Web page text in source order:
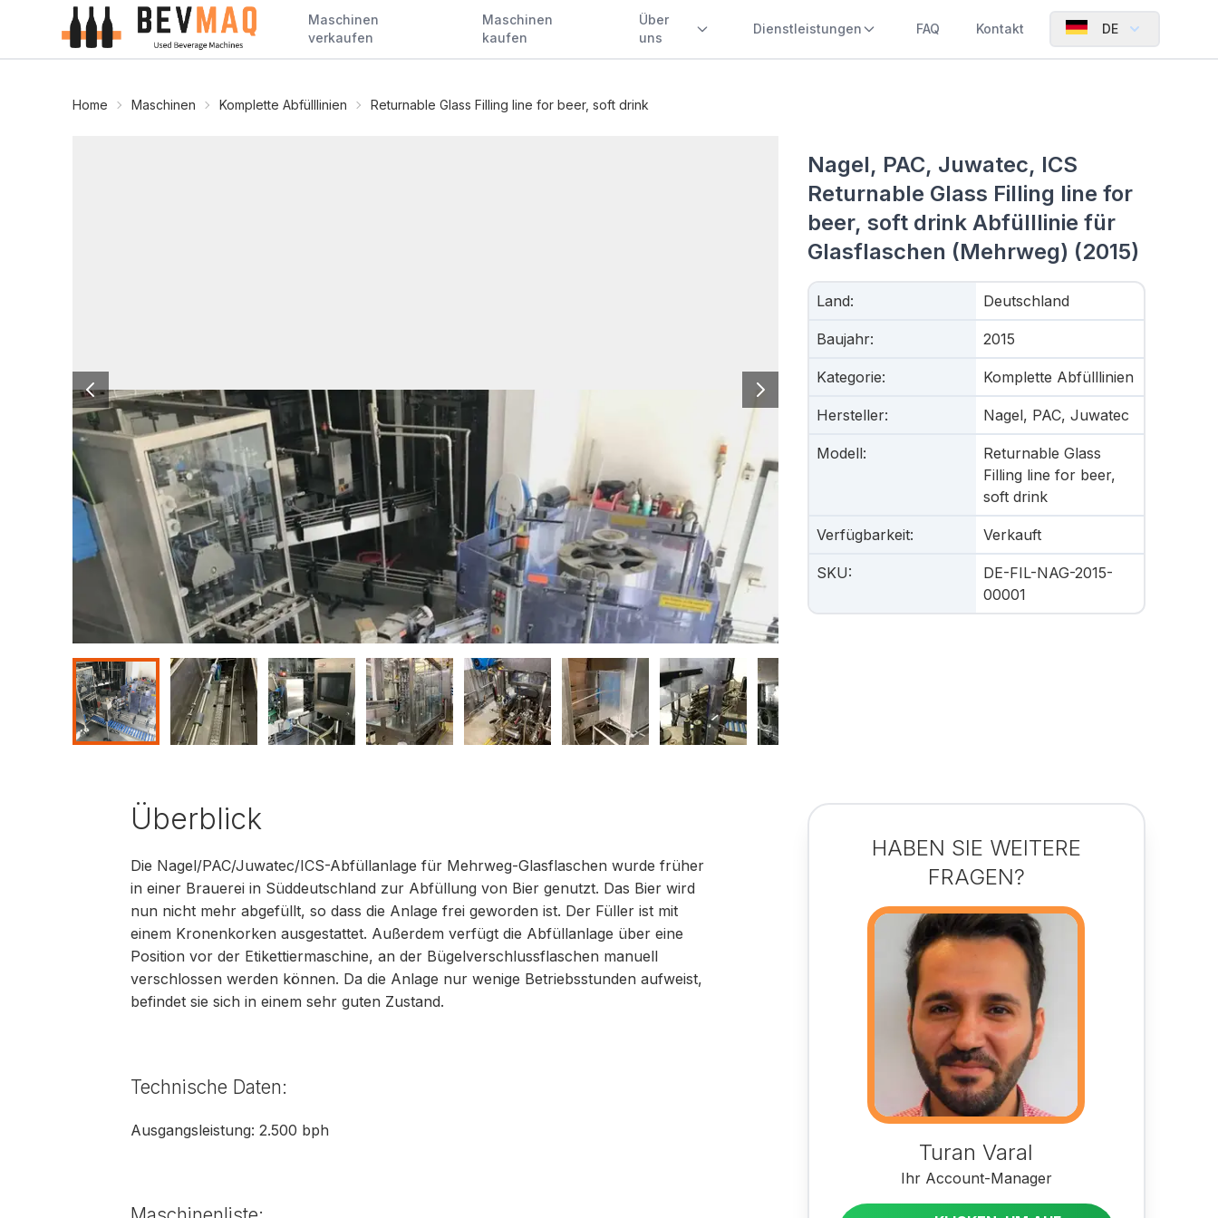
Maschinen
verkaufen
Maschinen
kaufen
Über
uns
Dienstleistungen FAQ Kontakt DE
Home Maschinen Komplette Abfülllinien Returnable Glass Filling line for beer, soft drink
Nagel, PAC, Juwatec, ICS
Returnable Glass Filling line for
beer, soft drink Abfülllinie für
Glasflaschen (Mehrweg) (2015)
Land: Deutschland
Baujahr: 2015
Kategorie: Komplette Abfülllinien
Hersteller: Nagel, PAC, Juwatec
Modell:
Returnable Glass
Filling line for beer,
soft drink
Verfügbarkeit: Verkauft
SKU:
DE-FIL-NAG-2015-
00001
Überblick
Die Nagel/PAC/Juwatec/ICS-Abfüllanlage für Mehrweg-Glasflaschen wurde früher
in einer Brauerei in Süddeutschland zur Abfüllung von Bier genutzt. Das Bier wird
nun nicht mehr abgefüllt, so dass die Anlage frei geworden ist. Der Füller ist mit
einem Kronenkorken ausgestattet. Außerdem verfügt die Abfüllanlage über eine
Position vor der Etikettiermaschine, an der Bügelverschlussflaschen manuell
verschlossen werden können. Da die Anlage nur wenige Betriebsstunden aufweist,
befindet sie sich in einem sehr guten Zustand.
Technische Daten:
Ausgangsleistung: 2.500 bph
HABEN SIE WEITERE
FRAGEN?
Turan Varal
Ihr Account-Manager